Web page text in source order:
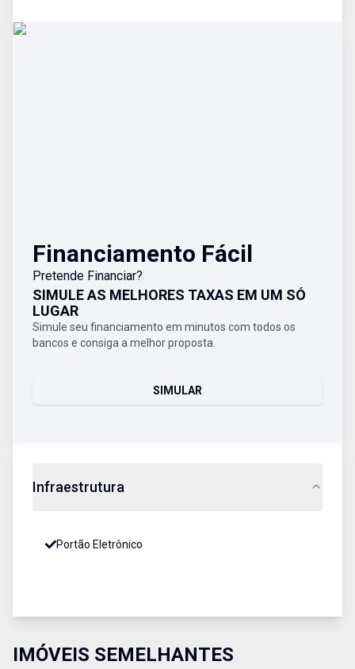
Financiamento Fácil
Pretende Financiar?
SIMULE AS MELHORES TAXAS EM UM SÓ
LUGAR
Simule seu financiamento em minutos com todos os
bancos e consiga a melhor proposta.
SIMULAR
Infraestrutura
Portão Eletrônico
IMÓVEIS SEMELHANTES